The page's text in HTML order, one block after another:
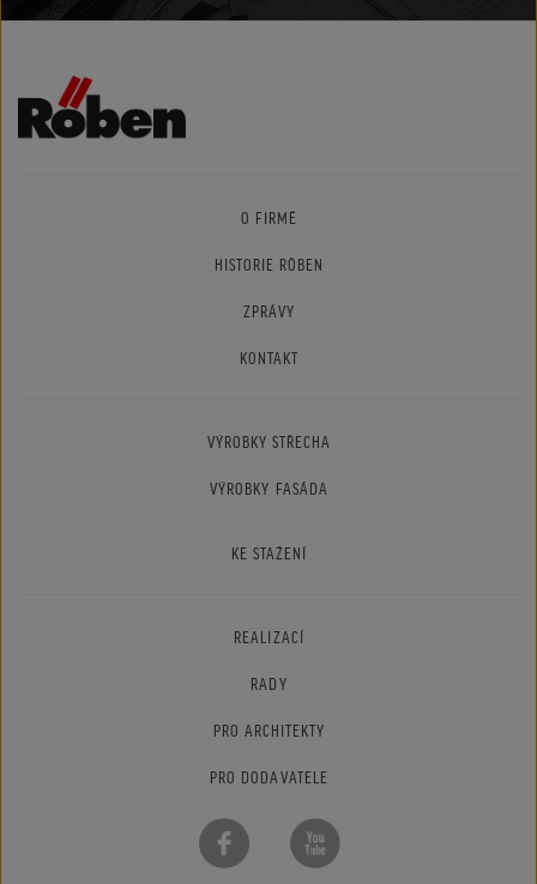
O FIRMĚ
HISTORIE RÖBEN
ZPRÁVY
KONTAKT
VÝROBKY STŘECHA
VÝROBKY FASÁDA
KE STAŽENÍ
REALIZACÍ
RADY
PRO ARCHITEKTY
PRO DODAVATELE